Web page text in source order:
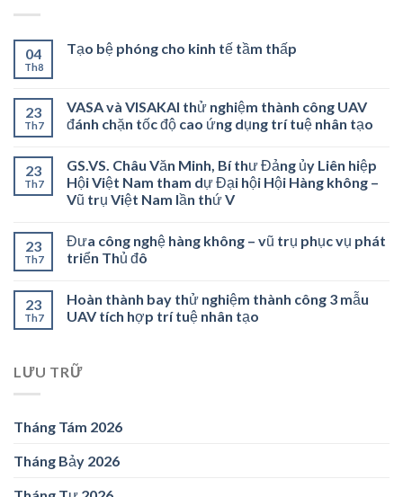
04
Th8
Tạo bệ phóng cho kinh tế tầm thấp
23
Th7
VASA và VISAKAI thử nghiệm thành công UAV
đánh chặn tốc độ cao ứng dụng trí tuệ nhân tạo
23
Th7
GS.VS. Châu Văn Minh, Bí thư Đảng ủy Liên hiệp
Hội Việt Nam tham dự Đại hội Hội Hàng không –
Vũ trụ Việt Nam lần thứ V
23
Th7
Đưa công nghệ hàng không – vũ trụ phục vụ phát
triển Thủ đô
23
Th7
Hoàn thành bay thử nghiệm thành công 3 mẫu
UAV tích hợp trí tuệ nhân tạo
LƯU TRỮ
Tháng Tám 2026
Tháng Bảy 2026